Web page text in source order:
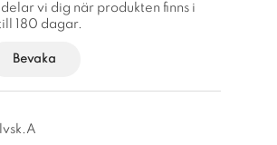
vi dig när produkten finns i
180 dagar.
Bevaka